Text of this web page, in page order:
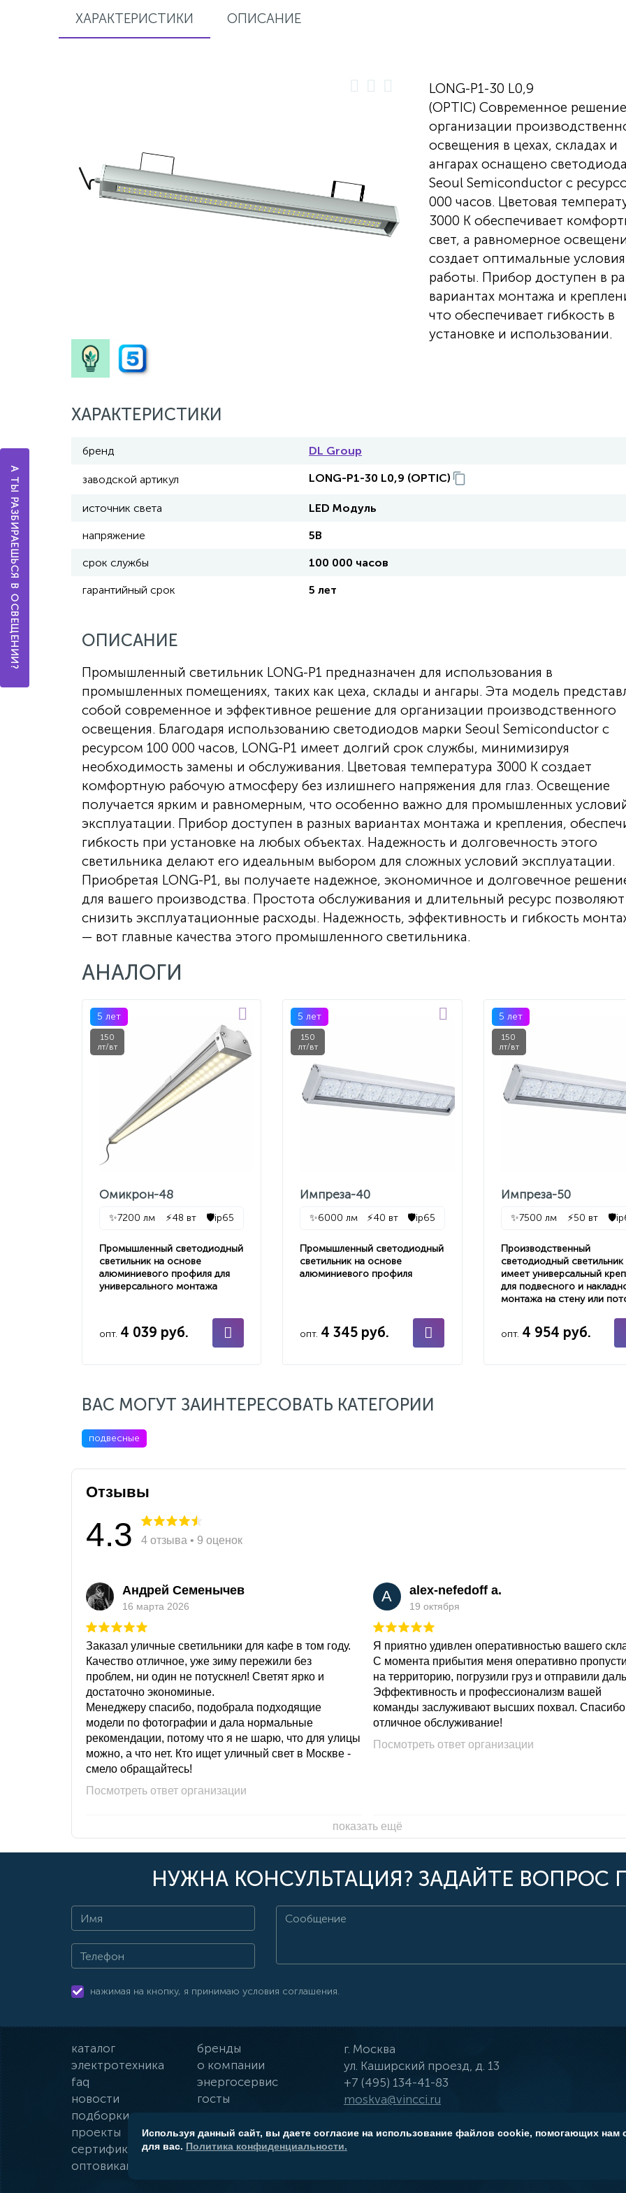
ХАРАКТЕРИСТИКИ ОПИСАНИЕ
LONG-P1-30 L0,9
(OPTIC) Современное
организации
освещения в цехах, складах и
ангарах оснащено
Seoul Semiconductor с
000 часов. Цветовая
3000 К обеспечивает
свет, а равномерное
создает оптимальные
работы. Прибор доступен в
вариантах монтажа и
что обеспечивает гибкость в
установке и использовании.
ХАРАКТЕРИСТИКИ
бренд DL Group
заводской артикул LONG-P1-30 L0,9 (OPTIC)
источник света LED Модуль
напряжение 5В
срок службы 100 000 часов
гарантийный срок 5 лет
ОПИСАНИЕ
Промышленный светильник LONG-P1 предназначен для использования в
промышленных помещениях, таких как цеха, склады и ангары. Эта модель
собой современное и эффективное решение для организации производственного
освещения. Благодаря использованию светодиодов марки Seoul Semiconductor с
ресурсом 100 000 часов, LONG-P1 имеет долгий срок службы, минимизируя
необходимость замены и обслуживания. Цветовая температура 3000 К создает
комфортную рабочую атмосферу без излишнего напряжения для глаз. Освещение
получается ярким и равномерным, что особенно важно для промышленных
эксплуатации. Прибор доступен в разных вариантах монтажа и крепления,
гибкость при установке на любых объектах. Надежность и долговечность этого
светильника делают его идеальным выбором для сложных условий эксплуатации.
Приобретая LONG-P1, вы получаете надежное, экономичное и долговечное
для вашего производства. Простота обслуживания и длительный ресурс позволяют
снизить эксплуатационные расходы. Надежность, эффективность и гибкость
— вот главные качества этого промышленного светильника.
АНАЛОГИ
5 лет
150
лт/вт
Омикрон-48
✨7200 лм ⚡48 вт 🛡️ip65
Промышленный светодиодный
светильник на основе
алюминиевого профиля для
универсального монтажа
опт. 4 039 руб.
5 лет
150
лт/вт
Импреза-40
✨6000 лм ⚡40 вт 🛡️ip65
Промышленный светодиодный
светильник на основе
алюминиевого профиля
опт. 4 345 руб.
5 лет
150
лт/вт
Импреза-50
✨7500 лм ⚡50 вт 🛡️
Производственный
светодиодный светильник
имеет универсальный
для подвесного и
монтажа на стену или
опт. 4 954 руб.
ВАС МОГУТ ЗАИНТЕРЕСОВАТЬ КАТЕГОРИИ
подвесные
Отзывы
4.3 4 отзыва • 9 оценок
Андрей Семенычев
16 марта 2026
Заказал уличные светильники для кафе в том году.
Качество отличное, уже зиму пережили без
проблем, ни один не потускнел! Светят ярко и
достаточно экономиные.
Менеджеру спасибо, подобрала подходящие
модели по фотографии и дала нормальные
рекомендации, потому что я не шарю, что для улицы
можно, а что нет. Кто ищет уличный свет в Москве -
смело обращайтесь!
Посмотреть ответ организации
A alex-nefedoff a.
19 октября
Я приятно удивлен оперативностью вашего
С момента прибытия меня оперативно
на территорию, погрузили груз и отправили
Эффективность и профессионализм вашей
команды заслуживают высших похвал. Спасибо
отличное обслуживание!
Посмотреть ответ организации
показать ещё
НУЖНА КОНСУЛЬТАЦИЯ? ЗАДАЙТЕ ВОПРОС
нажимая на кнопку, я принимаю условия соглашения.
каталог
бренды
электротехника
о компании
faq
энергосервис
новости
госты
подборки
оплата и доставка
проекты
гарантии
сертификаты
контакты
оптовикам
г. Москва
ул. Каширский проезд, д. 13
+7 (495) 134-41-83
moskva@vincci.ru
А ТЫ РАЗБИРАЕШЬСЯ В ОСВЕЩЕНИИ?
Используя данный сайт, вы даете согласие на использование файлов cookie, помогающих нам
для вас. Политика конфиденциальности.